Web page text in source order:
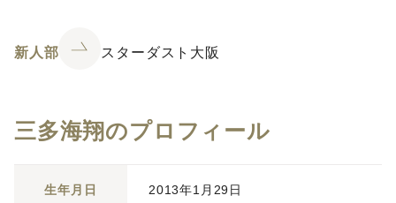
新人部 スターダスト大阪
三多海翔のプロフィール
生年月日
2013年1月29日